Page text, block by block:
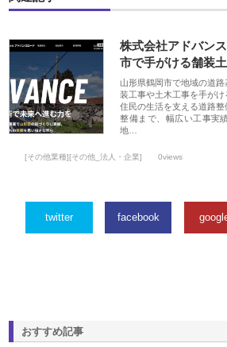
株式会社アドバン
市で手がける舗装
山形県鶴岡市で地域の道
装工事や土木工事を手が
住民の生活を支える道路
整備まで、幅広い工事実
地…
[その他業種][その他_法人・企業] 0views
twitter facebook
おすすめ記事